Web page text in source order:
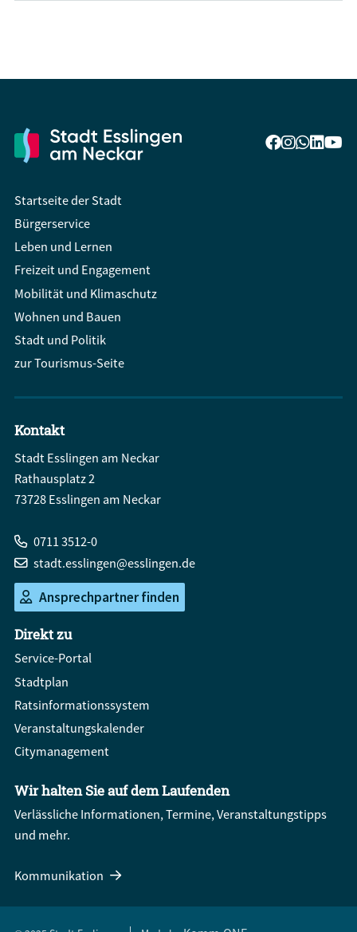
Startseite der Stadt
Bürgerservice
Leben und Lernen
Freizeit und Engagement
Mobilität und Klimaschutz
Wohnen und Bauen
Stadt und Politik
zur Tourismus-Seite
Kontakt
Stadt Esslingen am Neckar
Rathausplatz 2
73728 Esslingen am Neckar
0711 3512-0
stadt.esslingen@esslingen.de
Ansprechpartner finden
Direkt zu
Service-Portal
Stadtplan
Ratsinformationssystem
Veranstaltungskalender
Citymanagement
Wir halten Sie auf dem Laufenden
Verlässliche Informationen, Termine, Veranstaltungstipps
und mehr.
Kommunikation